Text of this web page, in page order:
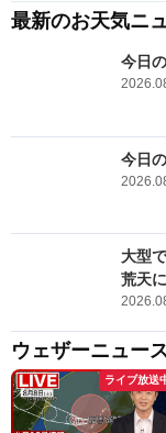
最新のお天気ニ
今日
今日
大型
荒天
ウェザーニュー
ライブ放送